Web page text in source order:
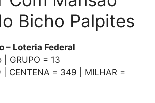
Bicho Palpites
– Loteria Federal
| GRUPO = 13
| CENTENA = 349 | MILHAR =